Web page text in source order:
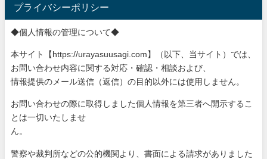
プライバシーポリシー
◆個人情報の管理について◆
本サイト【https://urayasuusagi.com】（以下、当サイト）では、
お問い合わせ内容に関する対応・確認・相談および、
情報提供のメール送信（返信）の目的以外には使用しません。
お問い合わせの際に取得しました個人情報を第三者へ開示するこ
と は一切いたしませ
ん。
警察や裁判所などの公的機関より、書面による請求がありました